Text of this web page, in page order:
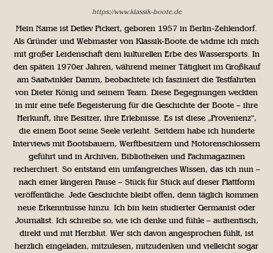
https://www.klassik-boote.de
Mein Name ist Detlev Pickert, geboren 1957 in Berlin-Zehlendorf.
Als Gründer und Webmaster von Klassik-Boote.de widme ich mich
mit großer Leidenschaft dem kulturellen Erbe des Wassersports. In
den späten 1970er Jahren, während meiner Tätigkeit im Großkauf
am Saatwinkler Damm, beobachtete ich fasziniert die Testfahrten
von Dieter König und seinem Team. Diese Begegnungen weckten
in mir eine tiefe Begeisterung für die Geschichte der Boote – ihre
Herkunft, ihre Besitzer, ihre Erlebnisse. Es ist diese „Provenienz“,
die einem Boot seine Seele verleiht. Seitdem habe ich hunderte
Interviews mit Bootsbauern, Werftbesitzern und Motorenschlossern
geführt und in Archiven, Bibliotheken und Fachmagazinen
recherchiert. So entstand ein umfangreiches Wissen, das ich nun –
nach einer längeren Pause – Stück für Stück auf dieser Plattform
veröffentliche. Jede Geschichte bleibt offen, denn täglich kommen
neue Erkenntnisse hinzu. Ich bin kein studierter Germanist oder
Journalist. Ich schreibe so, wie ich denke und fühle – authentisch,
direkt und mit Herzblut. Wer sich davon angesprochen fühlt, ist
herzlich eingeladen, mitzulesen, mitzudenken und vielleicht sogar